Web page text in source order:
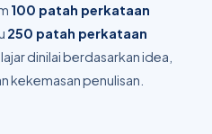
100 patah perkataan
250 patah perkataan
dinilai berdasarkan idea,
kekemasan penulisan.